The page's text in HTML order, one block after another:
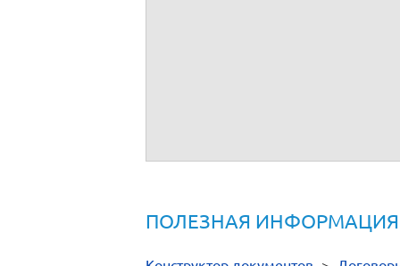
ПОЛЕЗНАЯ ИНФОРМАЦИЯ